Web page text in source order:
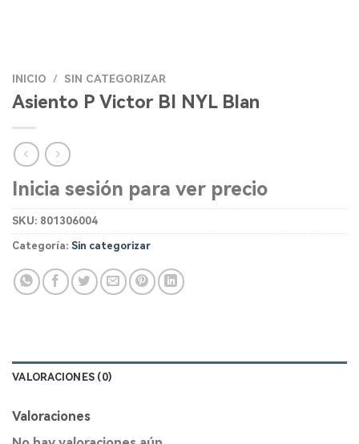
INICIO / SIN CATEGORIZAR
Asiento P Victor BI NYL Blan
Inicia sesión para ver precio
SKU: 801306004
Categoría: Sin categorizar
VALORACIONES (0)
Valoraciones